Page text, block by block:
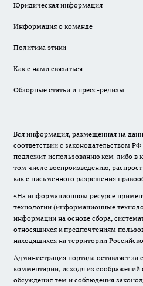
Юридическая информация
Информация о команде
Политика этики
Как с нами связаться
Обзорные статьи и пресс-релизы
Вся информация, размещенная на
соответствии с законодательством
подлежит использованию кем-либо в
том числе воспроизведению,
как с письменного разрешения
«На информационном ресурсе
технологии (информационные
информации на основе сбора,
относящихся к предпочтениям
находящихся на территории
Администрация портала оставляет за
комментарии, исходя из соображений
обсуждения тем и соблюдения